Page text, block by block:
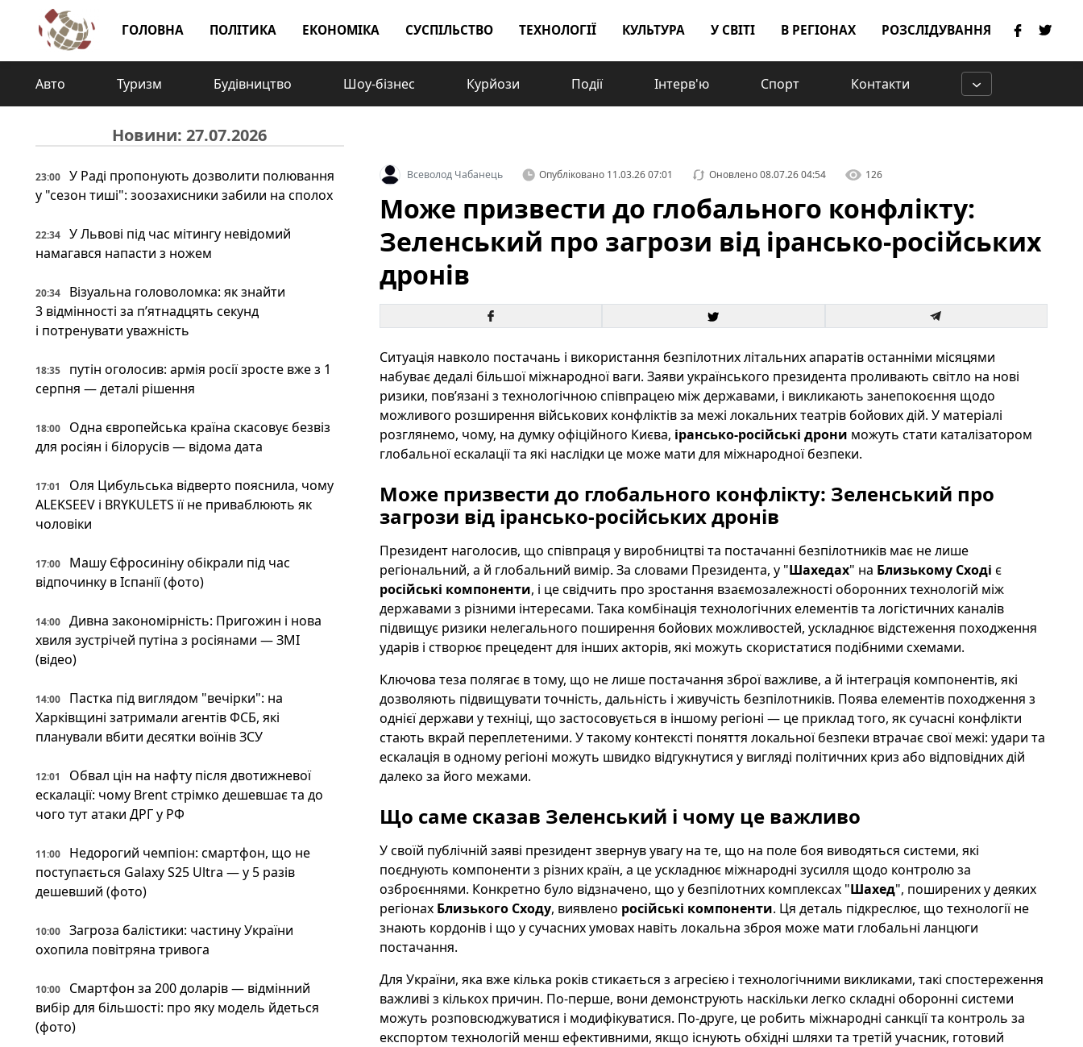
ГОЛОВНА ПОЛІТИКА ЕКОНОМІКА СУСПІЛЬСТВО ТЕХНОЛОГІЇ КУЛЬТУРА У СВІТІ В РЕГІОНАХ РОЗСЛІДУВАННЯ
Авто Туризм Будівництво Шоу-бізнес Курйози Події Інтерв'ю Спорт Контакти
Новини: 27.07.2026
23:00
У Раді пропонують дозволити полювання
у "сезон тиші": зоозахисники забили на сполох
22:34
У Львові під час мітингу невідомий
намагався напасти з ножем
20:34
Візуальна головоломка: як знайти
3 відмінності за п’ятнадцять секунд
і потренувати уважність
18:35
путін оголосив: армія росії зросте вже з 1
серпня — деталі рішення
18:00
Одна європейська країна скасовує безвіз
для росіян і білорусів — відома дата
17:01
Оля Цибульська відверто пояснила, чому
ALEKSEEV і BRYKULETS її не приваблюють як
чоловіки
17:00
Машу Єфросиніну обікрали під час
відпочинку в Іспанії (фото)
14:00
Дивна закономірність: Пригожин і нова
хвиля зустрічей путіна з росіянами — ЗМІ
(відео)
14:00
Пастка під виглядом "вечірки": на
Харківщині затримали агентів ФСБ, які
планували вбити десятки воїнів ЗСУ
12:01
Обвал цін на нафту після двотижневої
ескалації: чому Brent стрімко дешевшає та до
чого тут атаки ДРГ у РФ
11:00
Недорогий чемпіон: смартфон, що не
поступається Galaxy S25 Ultra — у 5 разів
дешевший (фото)
10:00
Загроза балістики: частину України
охопила повітряна тривога
10:00
Смартфон за 200 доларів — відмінний
вибір для більшості: про яку модель йдеться
(фото)
Всеволод Чабанець Опубліковано11.03.26 07:01 Оновлено08.07.26 04:54 126
Може призвести до глобального конфлікту:
Зеленський про загрози від ірансько-російських
дронів
Ситуація навколо постачань і використання безпілотних літальних апаратів останніми місяцями
набуває дедалі більшої міжнародної ваги. Заяви українського президента проливають світло на нові
ризики, пов’язані з технологічною співпрацею між державами, і викликають занепокоєння щодо
можливого розширення військових конфліктів за межі локальних театрів бойових дій. У матеріалі
розглянемо, чому, на думку офіційного Києва, ірансько-російські дрони можуть стати каталізатором
глобальної ескалації та які наслідки це може мати для міжнародної безпеки.
Може призвести до глобального конфлікту: Зеленський про
загрози від ірансько-російських дронів
Президент наголосив, що співпраця у виробництві та постачанні безпілотників має не лише
регіональний, а й глобальний вимір. За словами Президента, у "Шахедах" на Близькому Сході є
російські компоненти, і це свідчить про зростання взаємозалежності оборонних технологій між
державами з різними інтересами. Така комбінація технологічних елементів та логістичних каналів
підвищує ризики нелегального поширення бойових можливостей, ускладнює відстеження походження
ударів і створює прецедент для інших акторів, які можуть скористатися подібними схемами.
Ключова теза полягає в тому, що не лише постачання зброї важливе, а й інтеграція компонентів, які
дозволяють підвищувати точність, дальність і живучість безпілотників. Поява елементів походження з
однієї держави у техніці, що застосовується в іншому регіоні — це приклад того, як сучасні конфлікти
стають вкрай переплетеними. У такому контексті поняття локальної безпеки втрачає свої межі: удари та
ескалація в одному регіоні можуть швидко відгукнутися у вигляді політичних криз або відповідних дій
далеко за його межами.
Що саме сказав Зеленський і чому це важливо
У своїй публічній заяві президент звернув увагу на те, що на поле боя виводяться системи, які
поєднують компоненти з різних країн, а це ускладнює міжнародні зусилля щодо контролю за
озброєннями. Конкретно було відзначено, що у безпілотних комплексах "Шахед", поширених у деяких
регіонах Близького Сходу, виявлено російські компоненти. Ця деталь підкреслює, що технології не
знають кордонів і що у сучасних умовах навіть локальна зброя може мати глобальні ланцюги
постачання.
Для України, яка вже кілька років стикається з агресією і технологічними викликами, такі спостереження
важливі з кількох причин. По-перше, вони демонструють наскільки легко складні оборонні системи
можуть розповсюджуватися і модифікуватися. По‑друге, це робить міжнародні санкції та контроль за
експортом технологій менш ефективними, якщо існують обхідні шляхи та третій учасник, готовий